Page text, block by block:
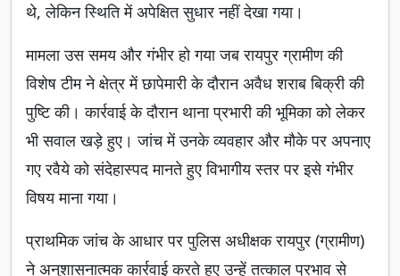
थे, लेकिन स्थिति में अपेक्षित सुधार नहीं देखा गया।
मामला उस समय और गंभीर हो गया जब रायपुर ग्रामीण की
विशेष टीम ने क्षेत्र में छापेमारी के दौरान अवैध शराब बिक्री की
पुष्टि की। कार्रवाई के दौरान थाना प्रभारी की भूमिका को लेकर
भी सवाल खड़े हुए। जांच में उनके व्यवहार और मौके पर अपनाए
गए रवैये को संदेहास्पद मानते हुए विभागीय स्तर पर इसे गंभीर
विषय माना गया।
प्राथमिक जांच के आधार पर पुलिस अधीक्षक रायपुर (ग्रामीण)
ने अनुशासनात्मक कार्रवाई करते हुए उन्हें तत्काल प्रभाव से